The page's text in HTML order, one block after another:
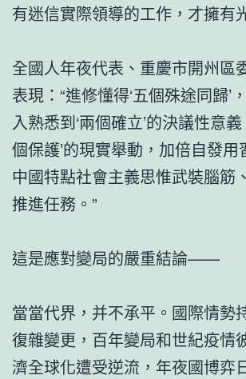
有迷信實際領導的工作，才擁有
全國人年夜代表、重慶市開州區
表現：“進修懂得‘五個殊途同歸’
入熟悉到‘兩個確立’的決議性意
個保護’的現實舉動，加倍自發
中國特點社會主義思惟武裝腦筋
推進任務。”
這是應對變局的嚴重結論——
當當代界，并不承平。國際情勢
復雜變更，百年變局和世紀疫情
濟全球化遭受逆流，年夜國博弈